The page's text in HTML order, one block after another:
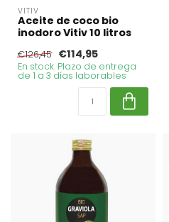
VITIV
Aceite de coco bio
inodoro Vitiv 10 litros
€126,45 €114,95
En stock. Plazo de entrega
de 1 a 3 días laborables